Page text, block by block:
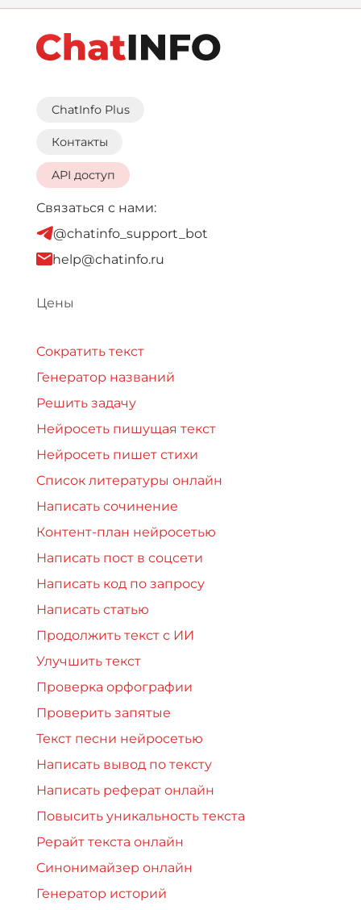
ChatInfo Plus
Контакты
API доступ
Связаться с нами:
@chatinfo_support_bot
help@chatinfo.ru
Цены
Сократить текст
Генератор названий
Решить задачу
Нейросеть пишущая текст
Нейросеть пишет стихи
Список литературы онлайн
Написать сочинение
Контент-план нейросетью
Написать пост в соцсети
Написать код по запросу
Написать статью
Продолжить текст с ИИ
Улучшить текст
Проверка орфографии
Проверить запятые
Текст песни нейросетью
Написать вывод по тексту
Написать реферат онлайн
Повысить уникальность текста
Рерайт текста онлайн
Синонимайзер онлайн
Генератор историй